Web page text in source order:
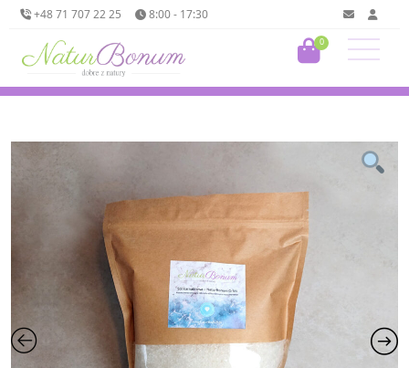
+48 71 707 22 25 8:00 - 17:30
0